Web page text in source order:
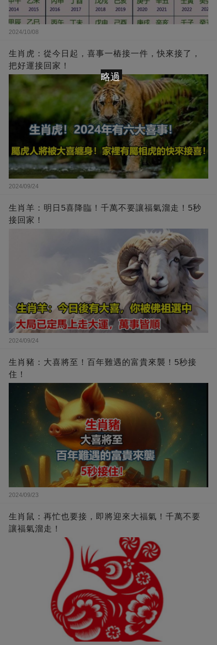
2024/10/08
生肖虎：從今日起，喜事一樁接一件，快來接了，
把好運接回家！
2024/09/24
生肖羊：明日5喜降臨！千萬不要讓福氣溜走！5秒
接回家！
2024/09/24
生肖豬：大喜將至！百年難遇的富貴來襲！5秒接
住！
2024/09/23
生肖鼠：再忙也要接，即將迎來大福氣！千萬不要
讓福氣溜走！
略過